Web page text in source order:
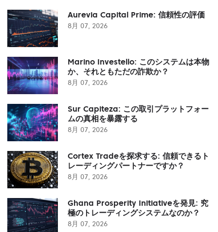
Aurevia Capital Prime: 信頼性の評価
8月 07, 2026
Marino Investello: このシステムは本物
か、それともただの詐欺か？
8月 07, 2026
Sur Capiteza: この取引プラットフォー
ムの真相を暴露する
8月 07, 2026
Cortex Tradeを探求する: 信頼できるト
レーディングパートナーですか？
8月 07, 2026
Ghana Prosperity Initiativeを発見: 究
極のトレーディングシステムなのか？
8月 07, 2026